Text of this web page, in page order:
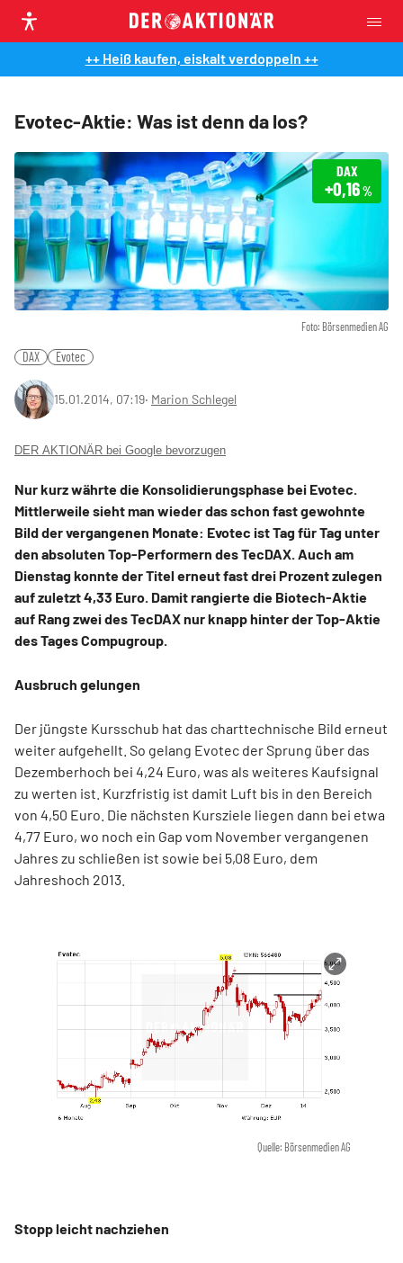
++ Heiß kaufen, eiskalt verdoppeln ++
Evotec-Aktie: Was ist denn da los?
Foto: Börsenmedien AG
DAX
+0,16%
DAX Evotec
15.01.2014, 07:19‧ Marion Schlegel
DER AKTIONÄR bei Google bevorzugen
Nur kurz währte die Konsolidierungsphase bei Evotec.
Mittlerweile sieht man wieder das schon fast gewohnte
Bild der vergangenen Monate: Evotec ist Tag für Tag unter
den absoluten Top-Performern des TecDAX. Auch am
Dienstag konnte der Titel erneut fast drei Prozent zulegen
auf zuletzt 4,33 Euro. Damit rangierte die Biotech-Aktie
auf Rang zwei des TecDAX nur knapp hinter der Top-Aktie
des Tages Compugroup.
Ausbruch gelungen
Der jüngste Kursschub hat das charttechnische Bild erneut
weiter aufgehellt. So gelang Evotec der Sprung über das
Dezemberhoch bei 4,24 Euro, was als weiteres Kaufsignal
zu werten ist. Kurzfristig ist damit Luft bis in den Bereich
von 4,50 Euro. Die nächsten Kursziele liegen dann bei etwa
4,77 Euro, wo noch ein Gap vom November vergangenen
Jahres zu schließen ist sowie bei 5,08 Euro, dem
Jahreshoch 2013.
Quelle: Börsenmedien AG
Stopp leicht nachziehen